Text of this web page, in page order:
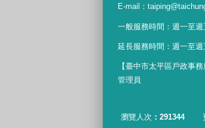
E-mail：
一般服務時間： 週一至
延長服務時間：週一至
【臺中市太平區戶政事
管理員
瀏覽人次 291344